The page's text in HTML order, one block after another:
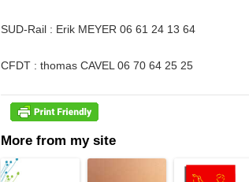
SUD-Rail : Erik MEYER 06 61 24 13 64
CFDT : thomas CAVEL 06 70 64 25 25
More from my site